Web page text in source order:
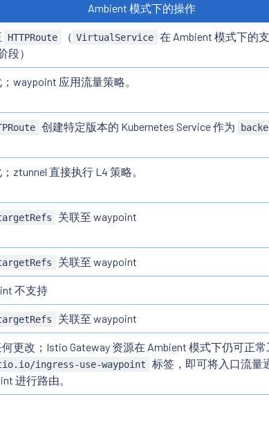
Ambient 模式下的操作
HTTPRoute （ VirtualService 在 Ambient 模式下的
段）
waypoint 应用流量策略。
创建特定版本的 Kubernetes Service 作为
ztunnel 直接执行 L4 策略。
关联至 waypoint
关联至 waypoint
不支持
关联至 waypoint
更改；Istio Gateway 资源在 Ambient 模式下仍可正
ingress-use-waypoint
标签，即可将入口流量
进行路由。